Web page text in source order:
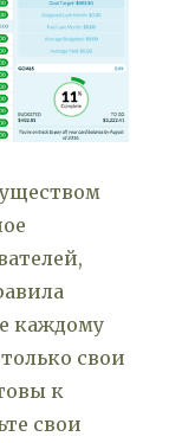
каждому
свои
к
свои